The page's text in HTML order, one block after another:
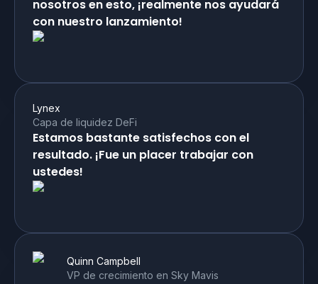
nosotros en esto, ¡realmente nos ayudará
con nuestro lanzamiento!
Estamos bastante satisfechos con el
resultado. ¡Fue un placer trabajar con
ustedes!
Lynex
Capa de liquidez DeFi
Quinn Campbell
VP de crecimiento en Sky Mavis